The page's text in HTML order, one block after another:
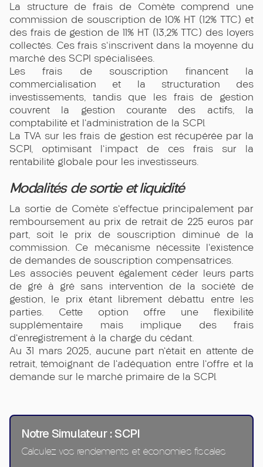
La structure de frais de Comète comprend une
commission de souscription de 10% HT (12% TTC) et
des frais de gestion de 11% HT (13,2% TTC) des loyers
collectés. Ces frais s'inscrivent dans la moyenne du
marché des SCPI spécialisées.
Les frais de souscription financent la
commercialisation et la structuration des
investissements, tandis que les frais de gestion
couvrent la gestion courante des actifs, la
comptabilité et l'administration de la SCPI.
La TVA sur les frais de gestion est récupérée par la
SCPI, optimisant l'impact de ces frais sur la
rentabilité globale pour les investisseurs.
Modalités de sortie et liquidité
La sortie de Comète s'effectue principalement par
remboursement au prix de retrait de 225 euros par
part, soit le prix de souscription diminué de la
commission. Ce mécanisme nécessite l'existence
de demandes de souscription compensatrices.
Les associés peuvent également céder leurs parts
de gré à gré sans intervention de la société de
gestion, le prix étant librement débattu entre les
parties. Cette option offre une flexibilité
supplémentaire mais implique des frais
d'enregistrement à la charge du cédant.
Au 31 mars 2025, aucune part n'était en attente de
retrait, témoignant de l'adéquation entre l'offre et la
demande sur le marché primaire de la SCPI.
Notre Simulateur : SCPI
Calculez vos rendements et économies fiscales